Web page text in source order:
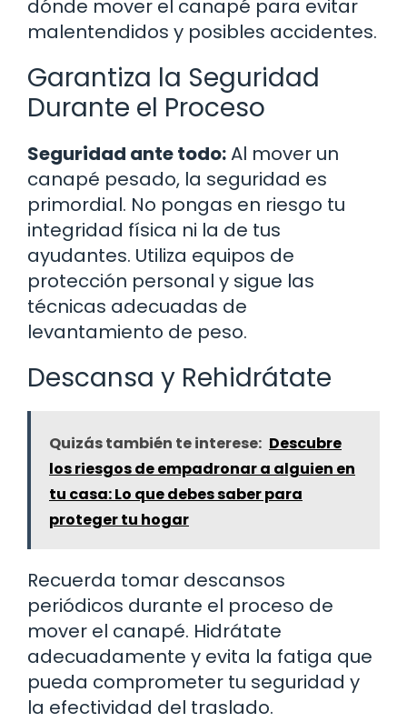
dónde mover el canapé para evitar
malentendidos y posibles accidentes.
Garantiza la Seguridad
Durante el Proceso
Seguridad ante todo:Al mover un
canapé pesado, la seguridad es
primordial. No pongas en riesgo tu
integridad física ni la de tus
ayudantes. Utiliza equipos de
protección personal y sigue las
técnicas adecuadas de
levantamiento de peso.
Descansa y Rehidrátate
Quizás también te interese: Descubre
los riesgos de empadronar a alguien en
tu casa: Lo que debes saber para
proteger tu hogar
Recuerda tomar descansos
periódicos durante el proceso de
mover el canapé. Hidrátate
adecuadamente y evita la fatiga que
pueda comprometer tu seguridad y
la efectividad del traslado.